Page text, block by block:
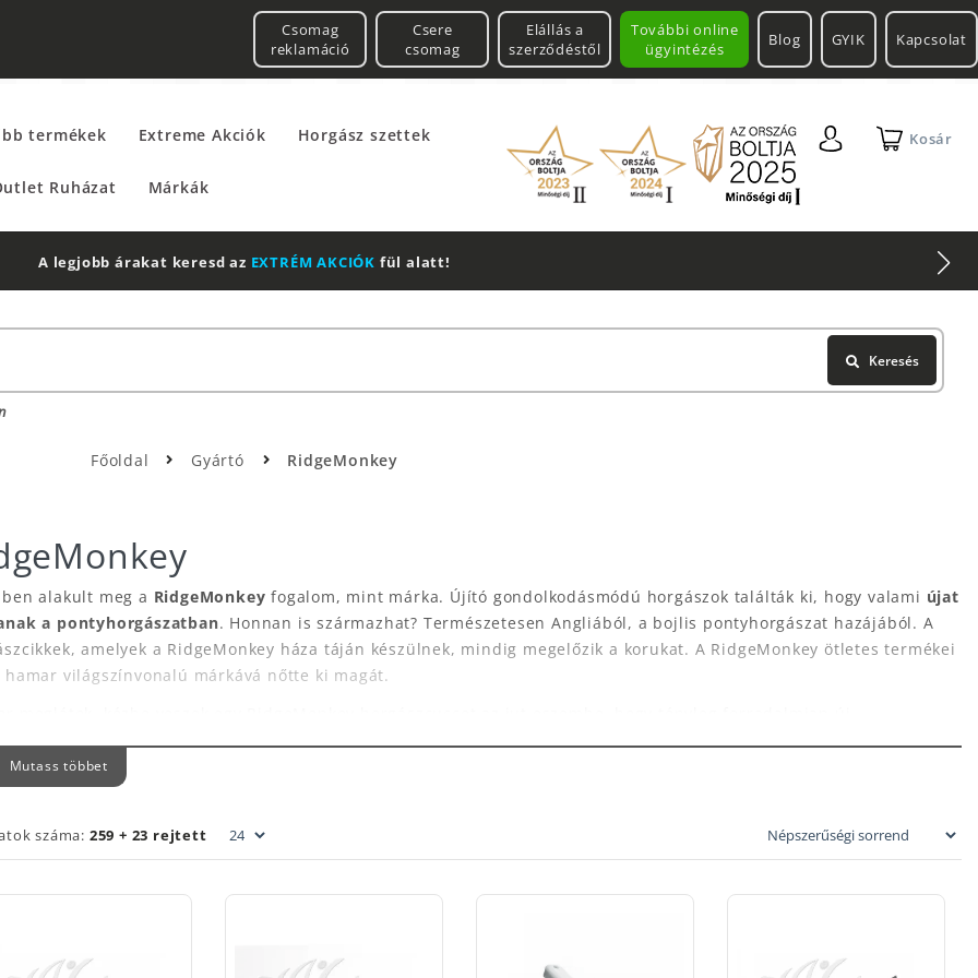
További online
ügyintézés
Csomag
reklamáció
Csere
csomag
Elállás a
szerződéstől
Blog GYIK Kapcsolat
termékek Extreme Akciók Horgász szettek
Ruházat Márkák
Kosár
A legjobb árakat keresd az EXTRÉM AKCIÓK fül alatt!
Keresés
Főoldal Gyártó RidgeMonkey
alakult meg a RidgeMonkey fogalom, mint márka. Újító gondolkodásmódú horgászok találták ki, hogy valami újat
a pontyhorgászatban. Honnan is származhat? Természetesen Angliából, a bojlis pontyhorgászat hazájából. A
amelyek a RidgeMonkey háza táján készülnek, mindig megelőzik a korukat. A RidgeMonkey ötletes termékei
világszínvonalú márkává nőtte ki magát.
Jó minőségű,
szülessenek. Ezek később kereskedelmi forgalomba kerülhetnek. A RidgeMonkey horgászfelszerelések
horgászfelszerelést gondolják újra.
megemlíteni a RidgeMonkey széles termékpalettáját.
Az aprócikkektől kezdve egészen a horgász kemping
Mutass többet
száma: 259 + 23 rejtett